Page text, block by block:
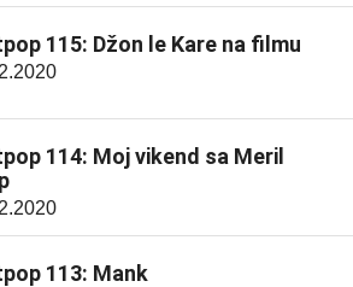
115: Džon le Kare na filmu
114: Moj vikend sa Meril
113: Mank